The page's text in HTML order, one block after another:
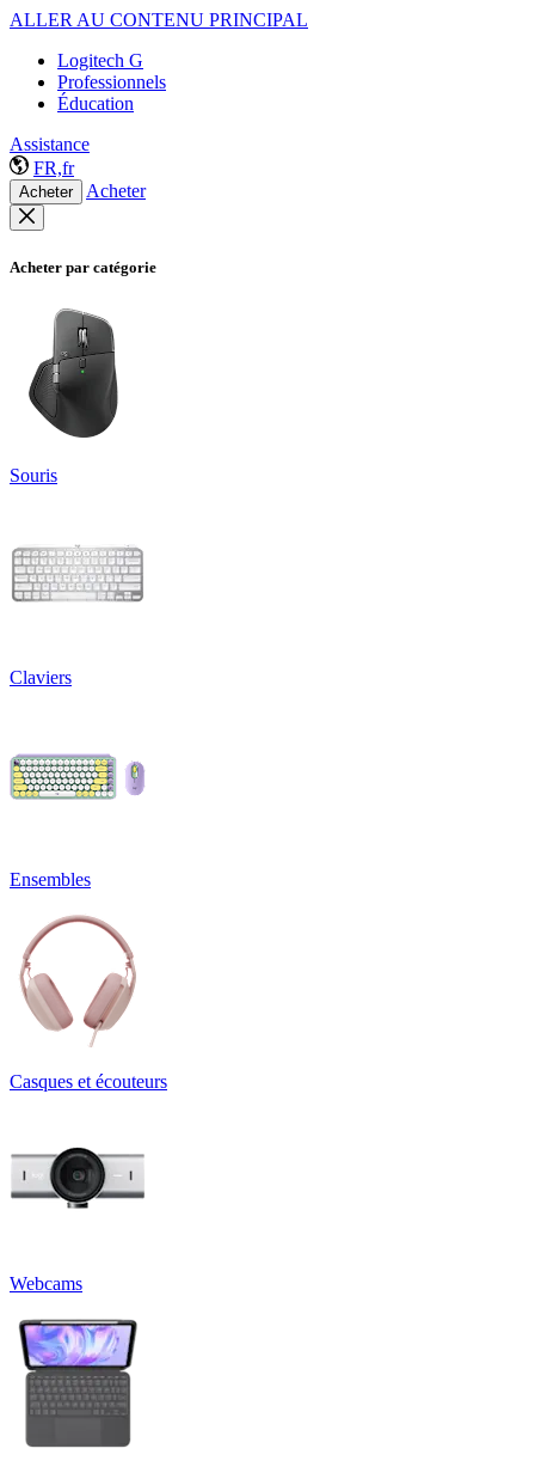
ALLER AU CONTENU PRINCIPAL
Logitech G
Professionnels
Éducation
Assistance
FR,fr
Acheter Acheter
Acheter par catégorie
Souris
Claviers
Ensembles
Casques et écouteurs
Webcams